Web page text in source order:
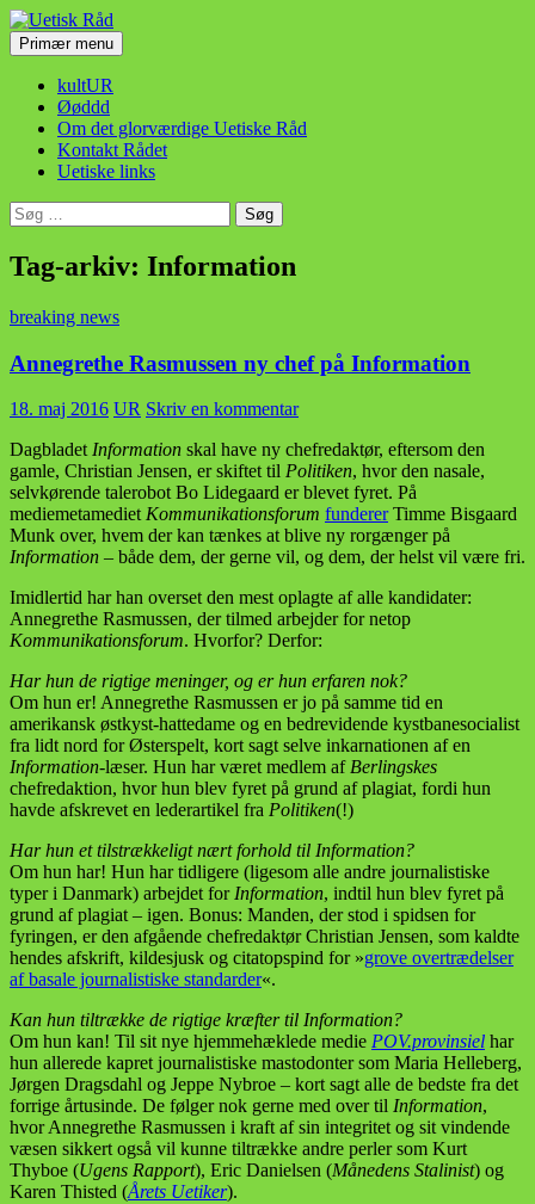
Hop
til
indhold
Uetisk Råd
SøgPrimær menu
kultUR
Øøddd
Om det glorværdige Uetiske Råd
Kontakt Rådet
Uetiske links
Søg
efter:
Tag-arkiv: Information
breaking news
Annegrethe Rasmussen ny chef på Information
18. maj 2016 UR Skriv en kommentar
Dagbladet Information skal have ny chefredaktør, eftersom den
gamle, Christian Jensen, er skiftet til Politiken, hvor den nasale,
selvkørende talerobot Bo Lidegaard er blevet fyret. På
mediemetamediet Kommunikationsforum fundererTimme Bisgaard
Munk over, hvem der kan tænkes at blive ny rorgænger på
Information – både dem, der gerne vil, og dem, der helst vil være fri.
Imidlertid har han overset den mest oplagte af alle kandidater:
Annegrethe Rasmussen, der tilmed arbejder for netop
Kommunikationsforum. Hvorfor? Derfor:
Har hun de rigtige meninger, og er hun erfaren nok?
Om hun er! Annegrethe Rasmussen er jo på samme tid en
amerikansk østkyst-hattedame og en bedrevidende kystbanesocialist
fra lidt nord for Østerspelt, kort sagt selve inkarnationen af en
Information-læser. Hun har været medlem af Berlingskes
chefredaktion, hvor hun blev fyret på grund af plagiat, fordi hun
havde afskrevet en lederartikel fra Politiken(!)
Har hun et tilstrækkeligt nært forhold til Information?
Om hun har! Hun har tidligere (ligesom alle andre journalistiske
typer i Danmark) arbejdet for Information, indtil hun blev fyret på
grund af plagiat – igen. Bonus: Manden, der stod i spidsen for
fyringen, er den afgående chefredaktør Christian Jensen, som kaldte
hendes afskrift, kildesjusk og citatopspind for »grove overtrædelser
af basale journalistiske standarder«.
Kan hun tiltrække de rigtige kræfter til Information?
Om hun kan! Til sit nye hjemmehæklede medie POV.provinsiel har
hun allerede kapret journalistiske mastodonter som Maria Helleberg,
Jørgen Dragsdahl og Jeppe Nybroe – kort sagt alle de bedste fra det
forrige årtusinde. De følger nok gerne med over til Information,
hvor Annegrethe Rasmussen i kraft af sin integritet og sit vindende
væsen sikkert også vil kunne tiltrække andre perler som Kurt
Thyboe (Ugens Rapport), Eric Danielsen (Månedens Stalinist) og
Karen Thisted (Årets Uetiker).